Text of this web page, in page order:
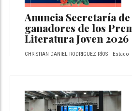
Anuncia Secretaría
ganadores de los
Literatura Joven 2026
CHRISTIAN DANIEL RODRIGUEZ RÍOS Estado